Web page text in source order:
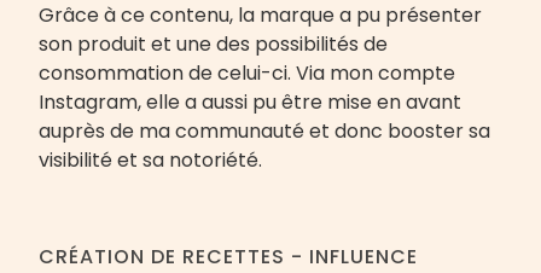
Grâce à ce contenu, la marque a pu présenter
son produit et une des possibilités de
consommation de celui-ci. Via mon compte
Instagram, elle a aussi pu être mise en avant
auprès de ma communauté et donc booster sa
visibilité et sa notoriété.
CRÉATION DE RECETTES - INFLUENCE